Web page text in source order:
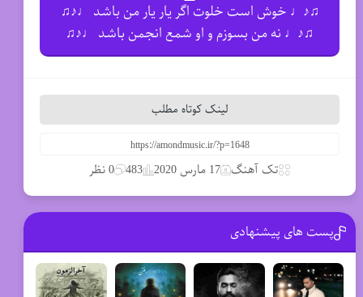
♫♪♩ خوش است خلوت اگر یار یار من باشد ♩♪♫
♫♪♩ نه من بسوزم و او شمع انجمن باشد ♩♪♫
لینک کوتاه مطلب
تک آهنگ 17 مارس 2020 483 0 نظر
پست های پیشنهادی